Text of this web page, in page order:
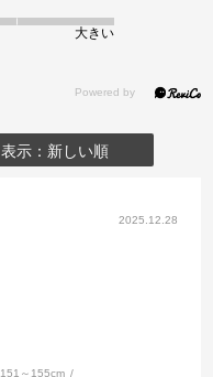
大きい
表示：新しい順
2025.12.28
151～155cm